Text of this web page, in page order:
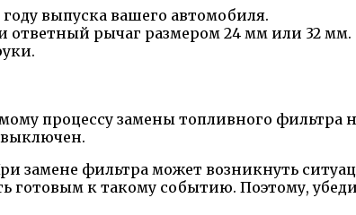
выпуска вашего автомобиля.
ответный рычаг размером 24 мм или 32 мм.
процессу замены топливного фильтра
выключен.
замене фильтра может возникнуть
к такому событию. Поэтому,